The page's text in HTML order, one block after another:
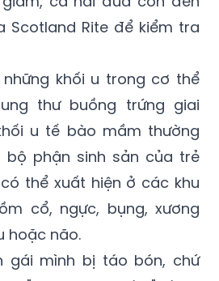
khối u trong cơ thể
thư buồng trứng giai
u tế bào mầm thường
bộ phận sinh sản của trẻ
thể xuất hiện ở các khu
cổ, ngực, bụng, xương
hoặc não.
gái mình bị táo bón, chứ
mẹ Kenni nói. "Nó sẽ
khỏe của con gái tôi đến